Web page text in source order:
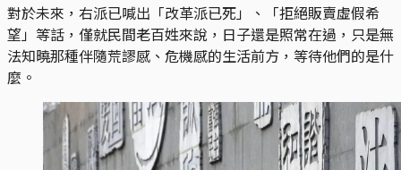
對於未來，右派已喊出「改革派已死」、「拒絕販賣虛假希
望」等話，僅就民間老百姓來說，日子還是照常在過，只是無
法知曉那種伴隨荒謬感、危機感的生活前方，等待他們的是什
麼。